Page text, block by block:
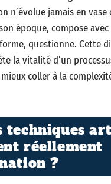
n’évolue jamais en vase
époque, compose
questionne. Cette
la vitalité d’un
coller à la
techniques
réellement
?